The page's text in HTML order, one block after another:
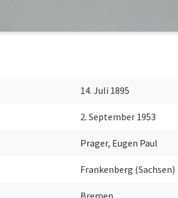
14. Juli 1895
2. September 1953
Prager, Eugen Paul
Frankenberg (Sachsen)
Bremen